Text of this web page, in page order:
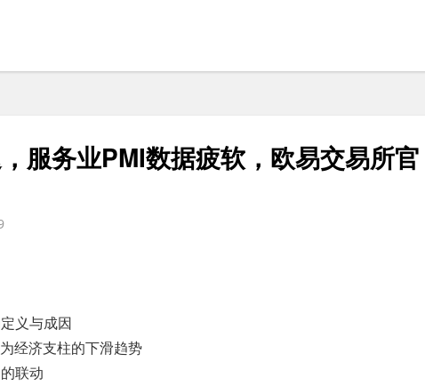
服务业PMI数据疲软，欧易交易所官
义与成因
经济支柱的下滑趋势
联动